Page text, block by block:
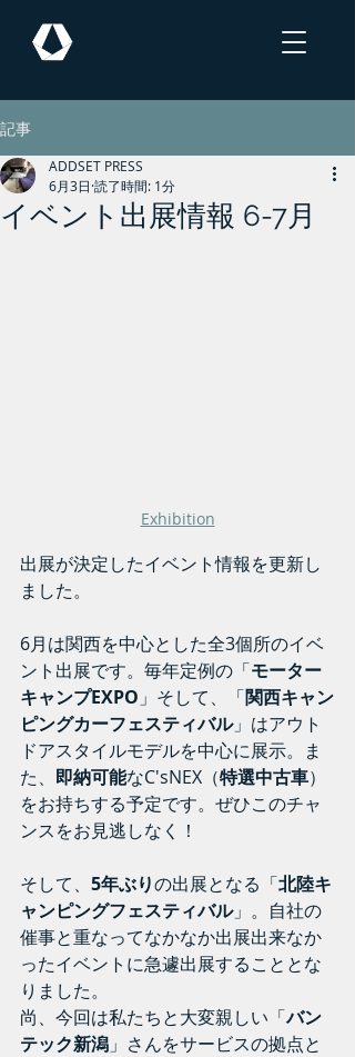
記事
イベント出展情報 6-7月
ADDSET PRESS
6月3日 読了時間: 1分
Exhibition
出展が決定したイベント情報を更新し
ました。
6月は関西を中心とした全3個所のイベ
ント出展です。毎年定例の「モーター
キャンプEXPO 」そして、「関西キャン
ピングカーフェスティバル」はアウト
ドアスタイルモデルを中心に展示。ま
た、 即納可能なC'sNEX（特選中古車）
をお持ちする予定です。ぜひこのチャ
ンスをお見逃しなく！
そして、 5年ぶりの出展となる「北陸キ
ャンピングフェスティバル」。自社の
催事と重なってなかなか出展出来なか
ったイベントに急遽出展することとな
りました。
尚、今回は私たちと大変親しい「バン
テック新潟 」さんをサービスの拠点と